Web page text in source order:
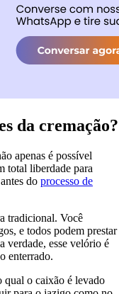
da cremação?
apenas é possível
total liberdade para
do processo de
tradicional. Você
e todos podem prestar
verdade, esse velório é
enterrado.
qual o caixão é levado